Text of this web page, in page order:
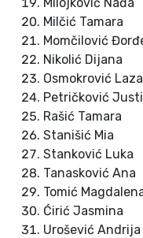
Milčić Tamara
Momčilović
Nikolić Dijana
Osmokrović
Petričković
Rašić Tamara
Stanišić Mia
Stanković Luka
Tanasković Ana
Tomić
Ćirić Jasmina
Urošević Andrija